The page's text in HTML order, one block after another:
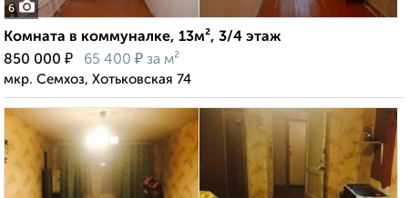
6
Комната в коммуналке, 13м², 3/4 этаж
850 000 ₽ 65 400 ₽ за м²
мкр. Семхоз, Хотьковская 74